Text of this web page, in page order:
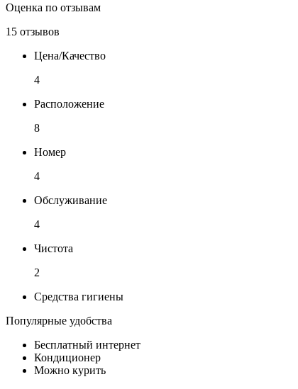
Оценка по отзывам
15 отзывов
Цена/Качество
4
Расположение
8
Номер
4
Обслуживание
4
Чистота
2
Средства гигиены
Популярные удобства
Бесплатный интернет
Кондиционер
Можно курить